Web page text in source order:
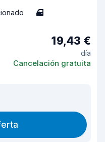
4
19,43 €
día
Cancelación gratuita